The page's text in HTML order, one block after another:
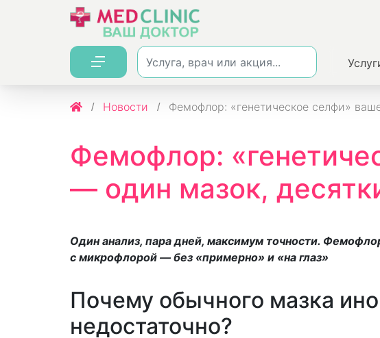
Новости Фемофлор: «генетическое селфи»
Фемофлор:
— один мазок,
Один анализ, пара дней, максимум точности.
с микрофлорой — без «примерно» и «на глаз»
Почему обычного мазка
недостаточно?